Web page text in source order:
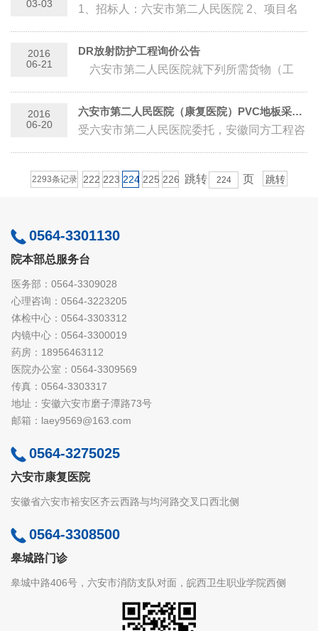
03-03
1、招标人：六安市第二人民医院 2、项目名
3、招标方式：院内邀请谈判 4、功能要求...
2016
06-21
DR放射防护工程询价公告
六安市第二人民医院就下列所需货物（工
的供应...
2016
06-20
六安市第二人民医院（康复医院）PVC地板采购及安装工程
受六安市第二人民医院委托，安徽同方工程咨
2293条记录 222 223 224 225 226 跳转 页
0564-3301130
院本部总服务台
医务部：0564-3309028
心理咨询：0564-3223205
体检中心：0564-3303312
内镜中心：0564-3300019
药房：18956463112
医院办公室：0564-3309569
传真：0564-3303317
地址：安徽六安市磨子潭路73号
邮箱：laey9569@163.com
0564-3275025
六安市康复医院
安徽省六安市裕安区齐云西路与均河路交叉口西北侧
0564-3308500
皋城路门诊
皋城中路406号，六安市消防支队对面，皖西卫生职业学院西侧